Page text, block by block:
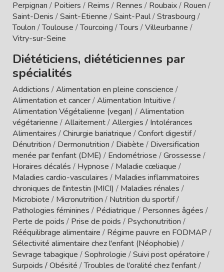
Perpignan / Poitiers / Reims / Rennes / Roubaix/ Rouen /
Saint-Denis /Saint-Etienne /Saint-Paul/Strasbourg /
Toulon /Toulouse /Tourcoing /Tours /Villeurbanne /
Vitry-sur-Seine
Diététiciens, diététiciennes par
spécialités
Addictions /Alimentation en pleine conscience /
Alimentation et cancer/Alimentation Intuitive /
Alimentation Végétalienne (vegan) /Alimentation
végétarienne /Allaitement/Allergies / Intolérances
Alimentaires /Chirurgie bariatrique /Confort digestif/
Dénutrition / Dermonutrition / Diabète / Diversification
menée par l'enfant (DME) / Endométriose /Grossesse /
Horaires décalés / Hypnose / Maladie cœliaque /
Maladies cardio-vasculaires / Maladies inflammatoires
chroniques de l'intestin (MICI) / Maladies rénales /
Microbiote / Micronutrition / Nutrition du sportif/
Pathologies féminines / Pédiatrique / Personnes âgées /
Perte de poids / Prise de poids / Psychonutrition /
Rééquilibrage alimentaire / Régime pauvre en FODMAP /
Sélectivité alimentaire chez l'enfant (Néophobie) /
Sevrage tabagique /Sophrologie /Suivi post opératoire /
Surpoids / Obésité /Troubles de l'oralité chez l'enfant/